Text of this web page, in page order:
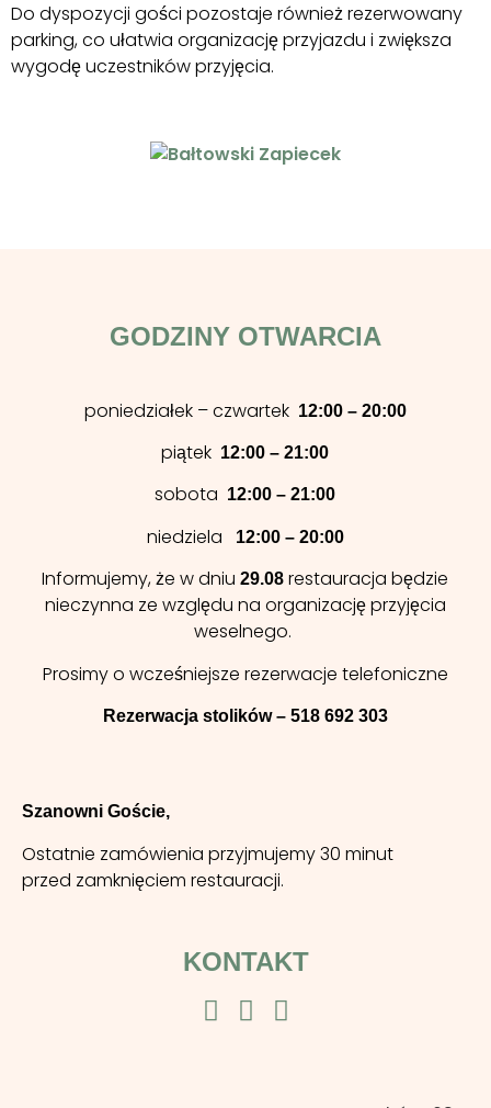
Do dyspozycji gości pozostaje również rezerwowany
parking, co ułatwia organizację przyjazdu i zwiększa
wygodę uczestników przyjęcia.
GODZINY OTWARCIA
poniedziałek – czwartek 12:00 – 20:00
piątek 12:00 – 21:00
sobota 12:00 – 21:00
niedziela 12:00 – 20:00
Informujemy, że w dniu29.08 restauracja będzie
nieczynna ze względu na organizację przyjęcia
weselnego.
Prosimy o wcześniejsze rezerwacje telefoniczne
Rezerwacja stolików – 518 692 303
Szanowni Goście,
Ostatnie zamówienia przyjmujemy 30 minut
przed zamknięciem restauracji.
KONTAKT